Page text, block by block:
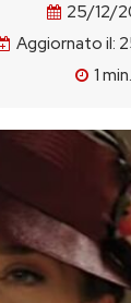
25/12/
Aggiornato il:
1 min.